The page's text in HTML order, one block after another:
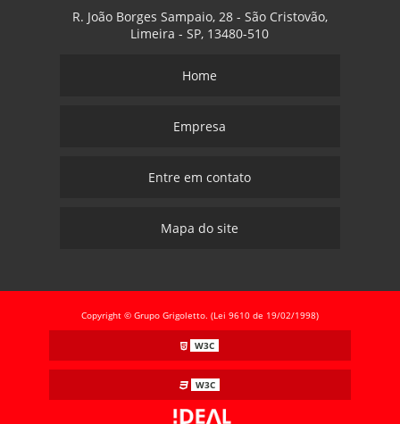
R. João Borges Sampaio, 28 - São Cristovão,
Limeira - SP, 13480-510
Home
Empresa
Entre em contato
Mapa do site
Copyright © Grupo Grigoletto. (Lei 9610 de 19/02/1998)
W3C
W3C